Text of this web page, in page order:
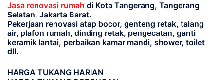
Jasa renovasi rumah di Kota Tangerang, Tangerang
Selatan, Jakarta Barat.
Pekerjaan renovasi atap bocor, genteng retak, talang
air, plafon rumah, dinding retak, pengecatan, ganti
keramik lantai, perbaikan kamar mandi, shower, toilet
dll.
HARGA TUKANG HARIAN